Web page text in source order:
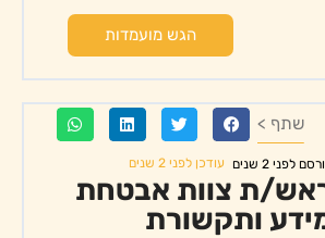
הגש מועמדות
שתף >
לפני 2 שנים עודכן לפני 2 שנים
ת צוות אבטחת
ותקשורת